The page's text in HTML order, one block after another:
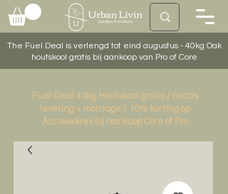
The Fuel Deal is verlengd tot eind augustus - 40kg Oak
houtskool gratis bij aankoop van Pro of Core
Fuel Deal 40kg Houtskool gratis / Gratis
levering + montage / 10% korting op
Accessoires bij aankoop Core of Pro